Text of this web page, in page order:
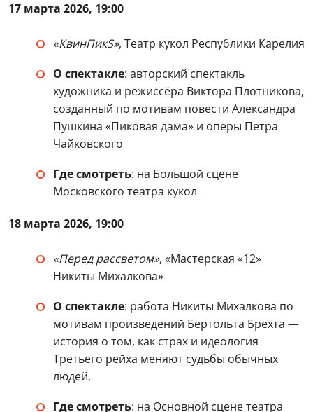
17 марта 2026, 19:00
«КвинПикS», Театр кукол Республики Карелия
О спектакле: авторский спектакль
художника и режиссёра Виктора Плотникова,
созданный по мотивам повести Александра
Пушкина «Пиковая дама» и оперы Петра
Чайковского
Где смотреть: на Большой сцене
Московского театра кукол
18 марта 2026, 19:00
«Перед рассветом», «Мастерская «12»
Никиты Михалкова»
О спектакле: работа Никиты Михалкова по
мотивам произведений Бертольта Брехта —
история о том, как страх и идеология
Третьего рейха меняют судьбы обычных
людей.
Где смотреть: на Основной сцене театра